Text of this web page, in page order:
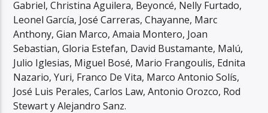
Gabriel, Christina Aguilera, Beyoncé, Nelly Furtado,
Leonel García, José Carreras, Chayanne, Marc
Anthony, Gian Marco, Amaia Montero, Joan
Sebastian, Gloria Estefan, David Bustamante, Malú,
Julio Iglesias, Miguel Bosé, Mario Frangoulis, Ednita
Nazario, Yuri, Franco De Vita, Marco Antonio Solís,
José Luis Perales, Carlos Law, Antonio Orozco, Rod
Stewart y Alejandro Sanz.